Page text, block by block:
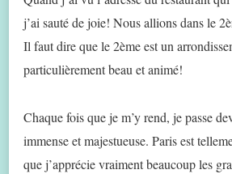
j’ai sauté de joie! Nous allions dans le
Il faut dire que le 2ème est un
particulièrement beau et animé!
Chaque fois que je m’y rend, je passe
immense et majestueuse. Paris est
que j’apprécie vraiment beaucoup les